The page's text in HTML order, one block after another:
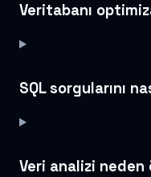
Veritabanı
SQL sorgularını
Veri analizi neden